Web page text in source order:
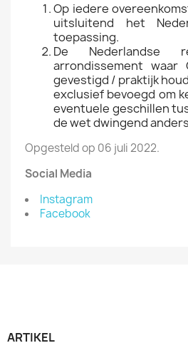
Op iedere
uitsluitend het
toepassing.
De
arrondissement waar
gevestigd / praktijk
exclusief bevoegd om
eventuele geschillen
de wet dwingend
Opgesteld op 06 juli 2022.
Social Media
Instagram
Facebook
ARTIKEL